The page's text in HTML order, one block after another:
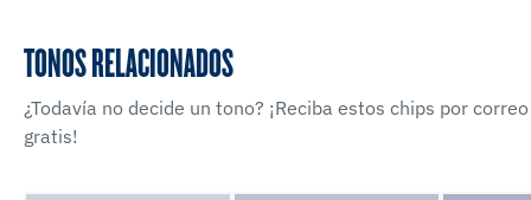
TONOS RELACIONADOS
¿Todavía no decide un tono? ¡Reciba estos chips por correo
gratis!